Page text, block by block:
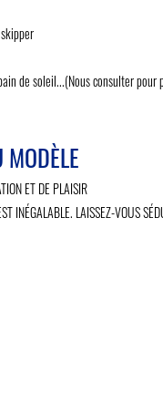
de soleil...(Nous consulter pour
ET DE PLAISIR
INÉGALABLE. LAISSEZ-VOUS